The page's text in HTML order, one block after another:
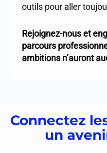
outils pour aller
Rejoignez-nous et
parcours
ambitions n’auront
Connectez
un